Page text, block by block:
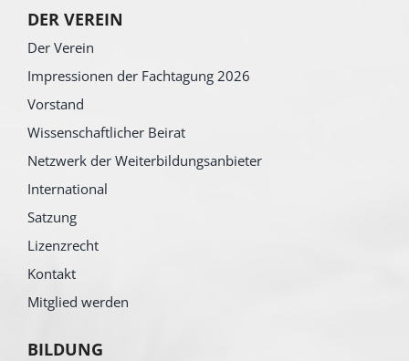
DER VEREIN
Der Verein
Impressionen der Fachtagung 2026
Vorstand
Wissenschaftlicher Beirat
Netzwerk der Weiterbildungsanbieter
International
Satzung
Lizenzrecht
Kontakt
Mitglied werden
BILDUNG